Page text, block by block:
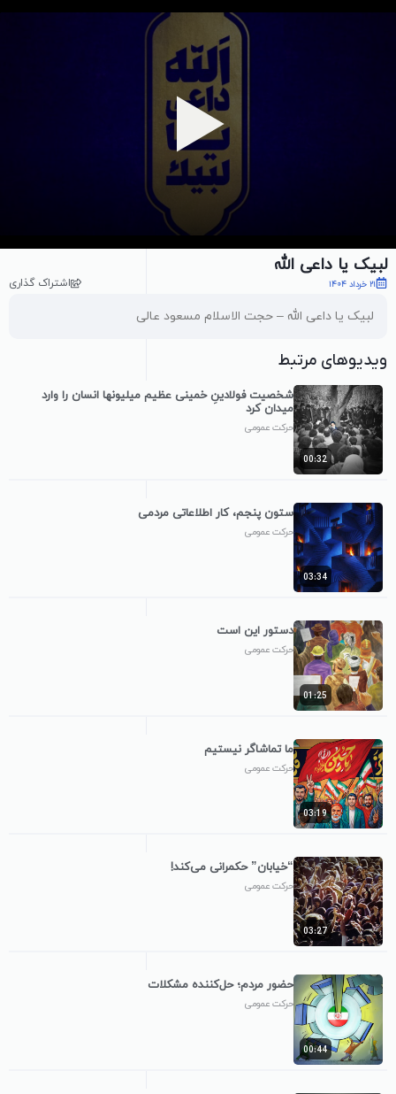
پخش ویدیو
لبیک یا داعی الله
21 خرداد 1404 اشتراک گذاری
لبیک یا داعی الله – حجت الاسلام مسعود عالی
ویدیوهای مرتبط
00:32
شخصیت فولادینِ خمینی عظیم میلیونها انسان را وارد
میدان کرد
حرکت عمومی
03:34
ستون پنجم، کار اطلاعاتی مردمی
حرکت عمومی
01:25
دستور این است
حرکت عمومی
03:19
ما تماشاگر نیستیم
حرکت عمومی
03:27
“خیابان” حکمرانی می‌کند!
حرکت عمومی
00:44
حضور مردم؛ حل‌کننده مشکلات
حرکت عمومی